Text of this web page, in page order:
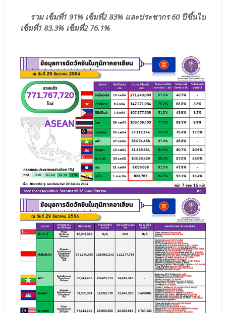
รวม เข็มที่1 91% เข็มที่2 83% และประชากร 60 ปีขึ้นไป
เข็มที่1 83.3% เข็มที่2 76.1%